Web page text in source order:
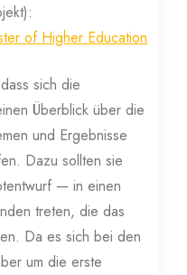
of Higher Education
sich die
Überblick über die
und Ergebnisse
Dazu sollten sie
— in einen
treten, die das
Da es sich bei den
um die erste